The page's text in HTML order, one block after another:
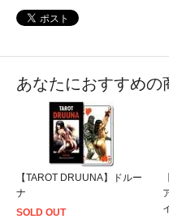
あなたにおすすめの
【TAROT DRUUNA】ドルー
ナ
SOLD OUT